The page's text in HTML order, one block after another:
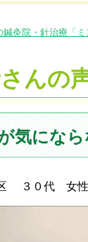
灸院・針治療「ミ
んの
気になら
３０代 女